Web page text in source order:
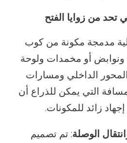
تحد من زوايا الفتح
مدمجة مكونة من كوب
ونوابض أو مخمدات ولوحة
الداخلي ومسارات
التي يمكن للذراع أن
زائد للمكونات.
الوصلة: تم تصميم